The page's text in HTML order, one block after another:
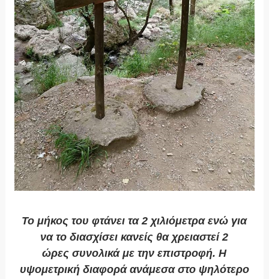
Το μήκος του φτάνει τα2 χιλιόμετραενώ για
να το διασχίσει κανείς θα χρειαστεί2
ώρες συνολικά με την επιστροφή. Η
υψομετρική διαφορά ανάμεσα στο ψηλότερο